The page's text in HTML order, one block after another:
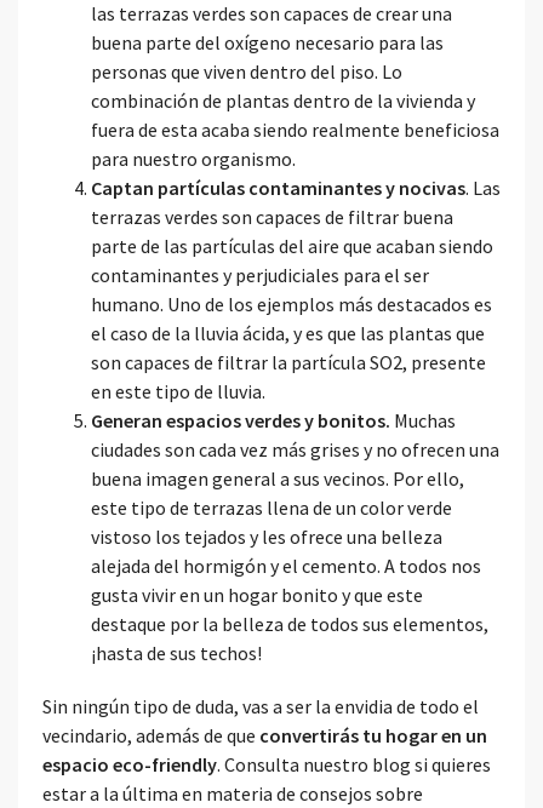
las terrazas verdes son capaces de crear una
buena parte del oxígeno necesario para las
personas que viven dentro del piso. Lo
combinación de plantas dentro de la vivienda y
fuera de esta acaba siendo realmente beneficiosa
para nuestro organismo.
Captan partículas contaminantes y nocivas. Las
terrazas verdes son capaces de filtrar buena
parte de las partículas del aire que acaban siendo
contaminantes y perjudiciales para el ser
humano. Uno de los ejemplos más destacados es
el caso de la lluvia ácida, y es que las plantas que
son capaces de filtrar la partícula SO2, presente
en este tipo de lluvia.
Generan espacios verdes y bonitos. Muchas
ciudades son cada vez más grises y no ofrecen una
buena imagen general a sus vecinos. Por ello,
este tipo de terrazas llena de un color verde
vistoso los tejados y les ofrece una belleza
alejada del hormigón y el cemento. A todos nos
gusta vivir en un hogar bonito y que este
destaque por la belleza de todos sus elementos,
¡hasta de sus techos!
Sin ningún tipo de duda, vas a ser la envidia de todo el
vecindario, además de que convertirás tu hogar en un
espacio eco-friendly. Consulta nuestro blog si quieres
estar a la última en materia de consejos sobre